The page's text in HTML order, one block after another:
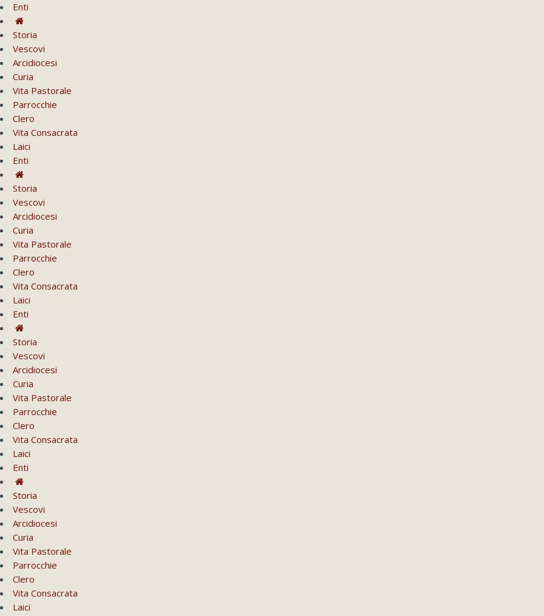
Enti
Storia
Vescovi
Arcidiocesi
Curia
Vita Pastorale
Parrocchie
Clero
Vita Consacrata
Laici
Enti
Storia
Vescovi
Arcidiocesi
Curia
Vita Pastorale
Parrocchie
Clero
Vita Consacrata
Laici
Enti
Storia
Vescovi
Arcidiocesi
Curia
Vita Pastorale
Parrocchie
Clero
Vita Consacrata
Laici
Enti
Storia
Vescovi
Arcidiocesi
Curia
Vita Pastorale
Parrocchie
Clero
Vita Consacrata
Laici